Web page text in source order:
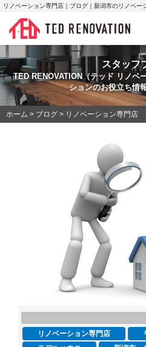
リノベーション専門店｜ブログ｜新潟市のリノベ
スタッフ
TED RENOVATION（テッド リノベ
ションのお役立ち情
ホーム > ブログ > リノベーション専門店
リノベーション専門店